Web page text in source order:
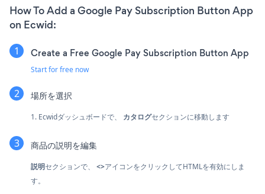
How To Add a Google Pay Subscription Button App
on Ecwid:
Create a Free Google Pay Subscription Button App
Start for free now
場所を選択
1. Ecwidダッシュボードで、 カタログセクションに移動します
商品の説明を編集
説明セクションで、 <>アイコンをクリックしてHTMLを有効にしま
す。